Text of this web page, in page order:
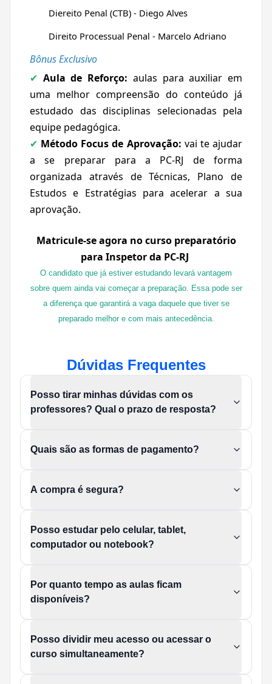
Diereito Penal (CTB) - Diego Alves
Direito Processual Penal - Marcelo Adriano
Bônus Exclusivo
✔ Aula de Reforço: aulas para auxiliar em
uma melhor compreensão do conteúdo já
estudado das disciplinas selecionadas pela
equipe pedagógica.
✔ Método Focus de Aprovação: vai te ajudar
a se preparar para a PC-RJ de forma
organizada através de Técnicas, Plano de
Estudos e Estratégias para acelerar a sua
aprovação.
Matricule-se agora no curso preparatório
para Inspetor da PC-RJ
O candidato que já estiver estudando levará vantagem
sobre quem ainda vai começar a preparação. Essa pode ser
a diferença que garantirá a vaga daquele que tiver se
preparado melhor e com mais antecedência.
Dúvidas Frequentes
Posso tirar minhas dúvidas com os
professores? Qual o prazo de resposta?
Quais são as formas de pagamento?
A compra é segura?
Posso estudar pelo celular, tablet,
computador ou notebook?
Por quanto tempo as aulas ficam
disponíveis?
Posso dividir meu acesso ou acessar o
curso simultaneamente?